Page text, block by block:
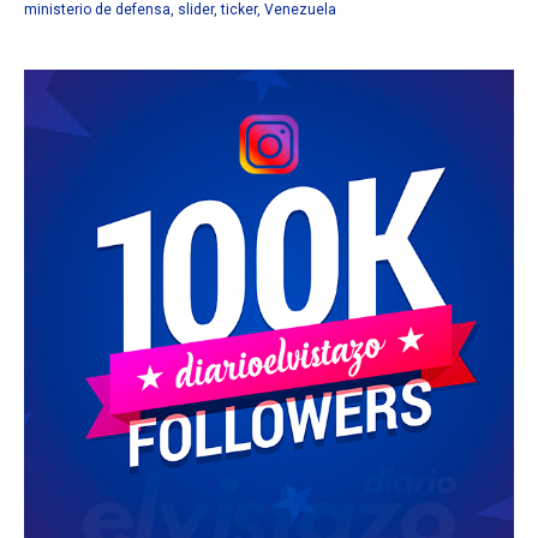
ministerio de defensa, slider,ticker, Venezuela